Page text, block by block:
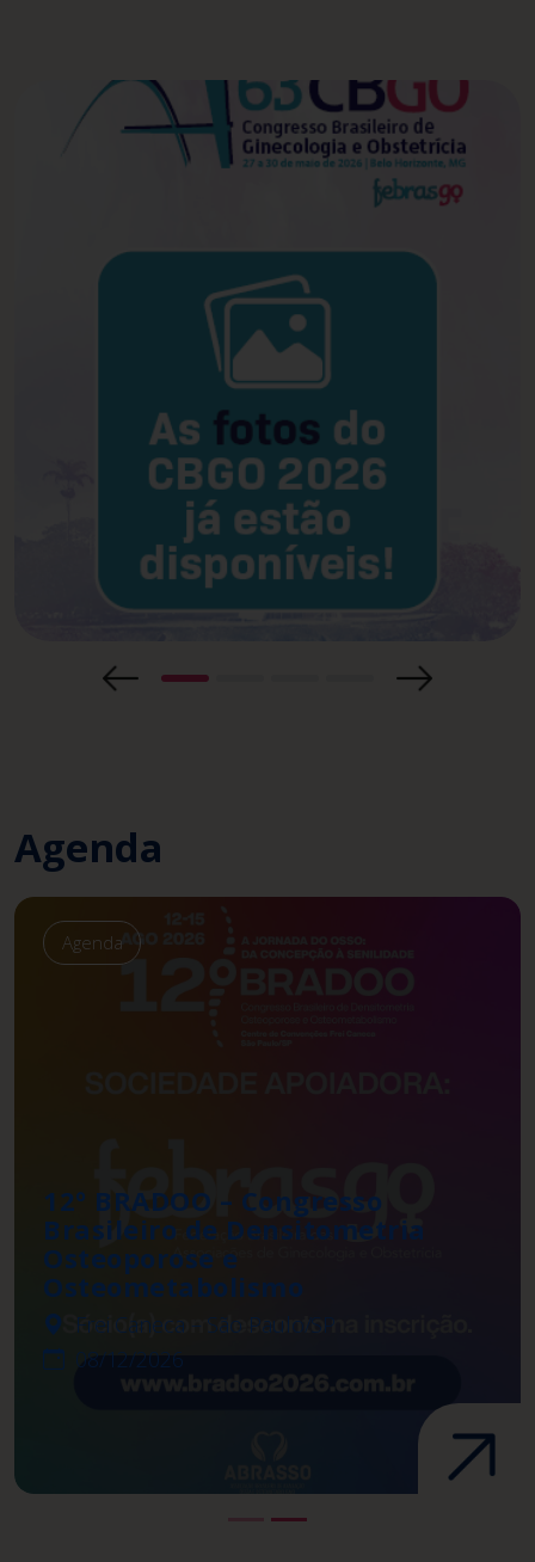
Agenda
Agenda
12º BRADOO – Congresso
Brasileiro de Densitometria
Osteoporose e
Osteometabolismo
Frei Caneca – São Paulo/SP
08/12/2026